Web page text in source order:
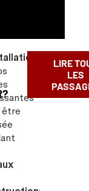
LIRE
LES